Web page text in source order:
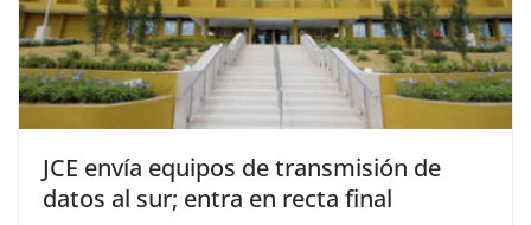
JCE envía equipos de transmisión de
datos al sur; entra en recta final